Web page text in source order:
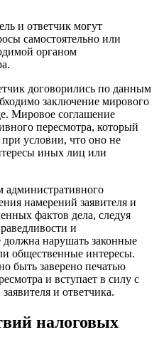
и ответчик могут
самостоятельно или
органом
договорились по данным
заключение мирового
Мировое соглашение
пересмотра, который
условии, что оно не
иных лиц или
административного
намерений заявителя и
фактов дела, следуя
и
нарушать законные
общественные интересы.
быть заверено печатью
и вступает в силу с
и ответчика.
налоговых